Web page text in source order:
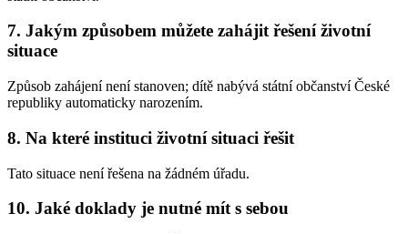
7. Jakým způsobem můžete zahájit řešení životní
situace
Způsob zahájení není stanoven; dítě nabývá státní občanství České
republiky automaticky narozením.
8. Na které instituci životní situaci řešit
Tato situace není řešena na žádném úřadu.
10. Jaké doklady je nutné mít s sebou